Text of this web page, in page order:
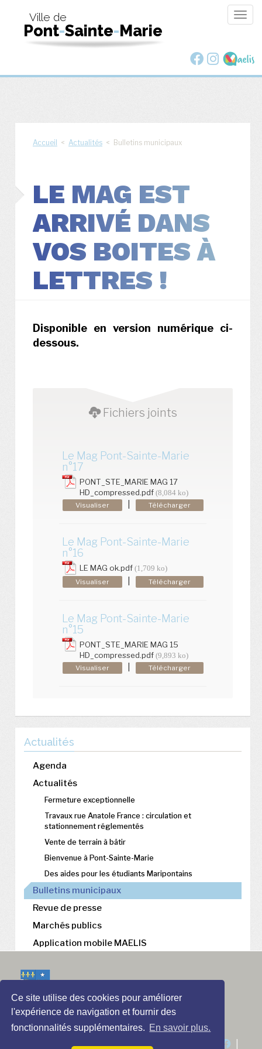
Ce site utilise des cookies pour améliorer
l'expérience de navigation et fournir des
fonctionnalités supplémentaires. En savoir plus.
Ville de
Pont-Sainte-Marie
Accueil < Actualités < Bulletins municipaux
LE MAG EST
ARRIVÉ DANS
VOS BOITES À
LETTRES !
Disponible en version numérique ci-
dessous.
Fichiers joints
Le Mag Pont-Sainte-Marie
n°17
PONT_STE_MARIE MAG 17
HD_compressed.pdf (8,084 ko)
Visualiser Télécharger
Le Mag Pont-Sainte-Marie
n°16
LE MAG ok.pdf (1,709 ko)
Visualiser Télécharger
Le Mag Pont-Sainte-Marie
n°15
PONT_STE_MARIE MAG 15
HD_compressed.pdf (9,893 ko)
Visualiser Télécharger
Actualités
Agenda
Actualités
Fermeture exceptionnelle
Travaux rue Anatole France : circulation et
stationnement réglementés
Vente de terrain à bâtir
Bienvenue à Pont-Sainte-Marie
Des aides pour les étudiants Maripontains
Bulletins municipaux
Revue de presse
Marchés publics
Application mobile MAELIS
Contactez-nous|Mentions légales